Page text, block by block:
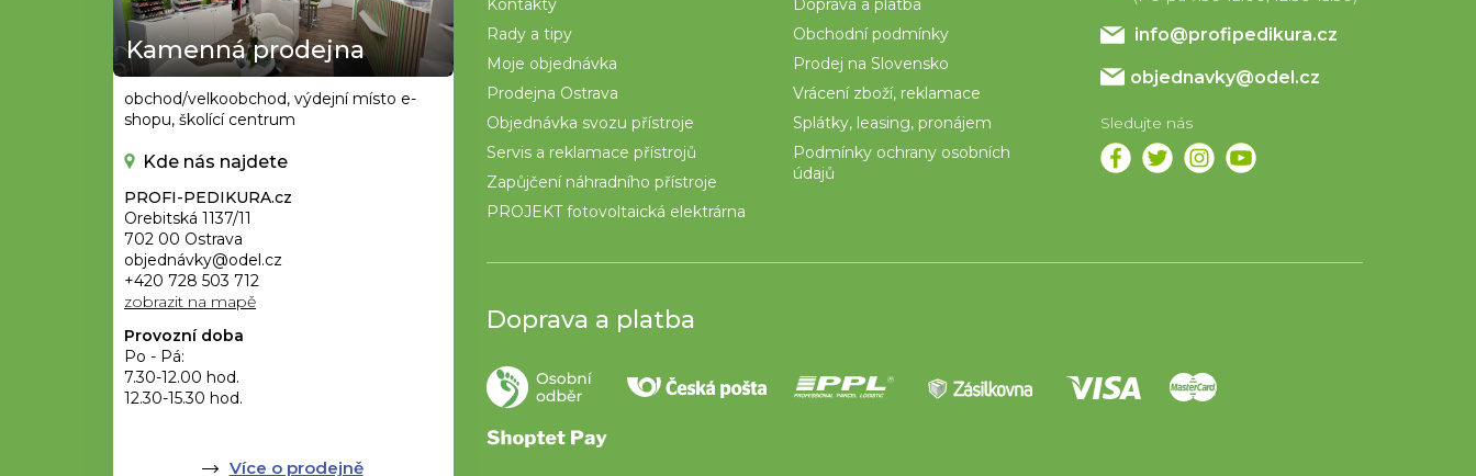
Kontakty
Rady a tipy
Moje objednávka
Prodejna Ostrava
Objednávka svozu přístroje
Servis a reklamace přístrojů
Zapůjčení náhradního přístroje
PROJEKT fotovoltaická elektrárna
Doprava a platba
Obchodní podmínky
Prodej na Slovensko
Vrácení zboží, reklamace
Splátky, leasing, pronájem
Podmínky ochrany osobních
údajů
info@profipedikura.cz
objednavky@odel.cz
Kamenná prodejna
obchod/velkoobchod, výdejní místo e-
shopu, školící centrum
Kde nás najdete
PROFI-PEDIKURA.cz
Orebitská 1137/11
702 00 Ostrava
objednávky@odel.cz
+420 728 503 712
zobrazit na mapě
Provozní doba
Po - Pá:
7.30-12.00 hod.
12.30-15.30 hod.
Více o prodejně
Doprava a platba